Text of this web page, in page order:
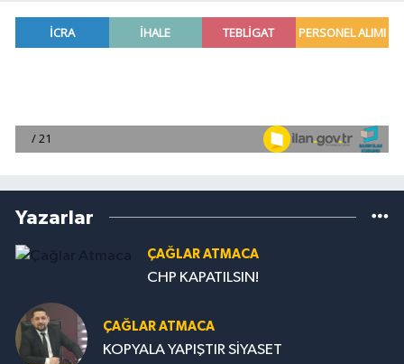
Yazarlar
ÇAĞLAR ATMACA
CHP KAPATILSIN!
ÇAĞLAR ATMACA
KOPYALA YAPIŞTIR SİYASET